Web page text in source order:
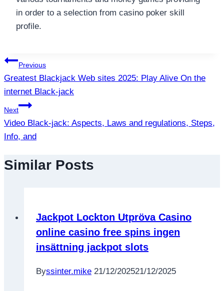
in order to a selection from casino poker skill
profile.
แนะแนว
เรื่อง
Previous
Greatest Blackjack Web sites 2025: Play Alive On the
internet Black-jack
Next
Video Black-jack: Aspects, Laws and regulations, Steps,
Info, and
Similar Posts
Jackpot Lockton Utpröva Casino
online casino free spins ingen
insättning jackpot slots
Byssinter.mike 21/12/202521/12/2025